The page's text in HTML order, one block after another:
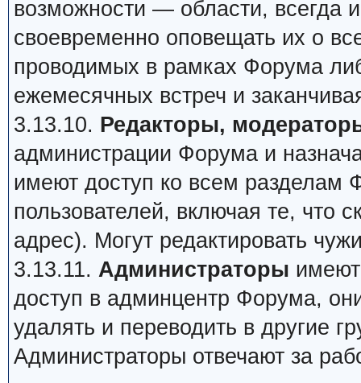
возможности — области, всегда
своевременно оповещать их о
проводимых в рамках Форума
ежемесячных встреч и
3.13.10. Редакторы,
администрации Форума и
имеют доступ ко всем
пользователей, включая те, что
адрес). Могут редактировать
3.13.11. Администраторы
доступ в админцентр Форума,
удалять и переводить в другие
Администраторы отвечают за